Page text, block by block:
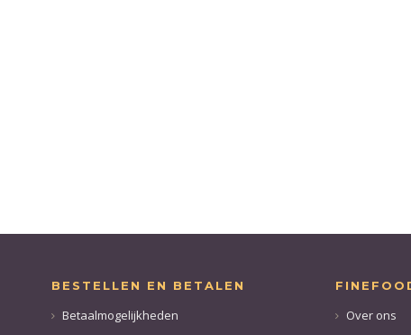
BESTELLEN EN BETALEN
Betaalmogelijkheden Over ons